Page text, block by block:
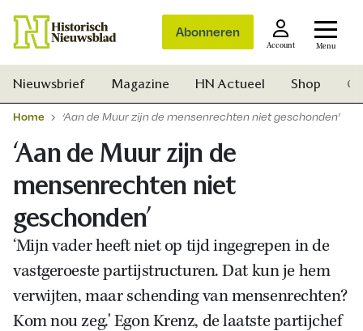
Abonneren
Account Menu
Nieuwsbrief Magazine HN Actueel Shop
Home ‘Aan de Muur zijn de mensenrechten niet geschonden’
‘Aan de Muur zijn de
mensenrechten niet
geschonden’
‘Mijn vader heeft niet op tijd ingegrepen in de
vastgeroeste partijstructuren. Dat kun je hem
verwijten, maar schending van mensenrechten?
Kom nou zeg.' Egon Krenz, de laatste partijchef